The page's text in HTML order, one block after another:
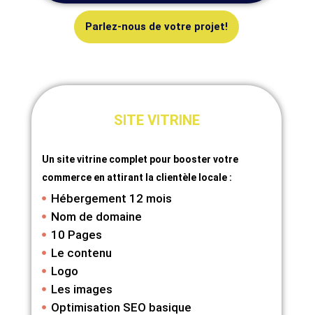
Parlez-nous de votre projet!
SITE VITRINE
Un site vitrine complet pour booster votre
commerce en attirant la clientèle locale :
Hébergement 12 mois
Nom de domaine
10 Pages
Le contenu
Logo
Les images
Optimisation SEO basique